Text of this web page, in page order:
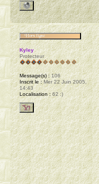
Kyley
Protecteur
Message(s) :106
Inscrit le :Mer 22 Juin 2005,
14:43
Localisation :62 :)